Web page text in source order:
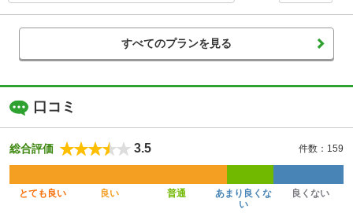
すべてのプランを見る
口コミ
総合評価 3.5 件数：159
とても良い 良い 普通
あまり良くな
い
良くない